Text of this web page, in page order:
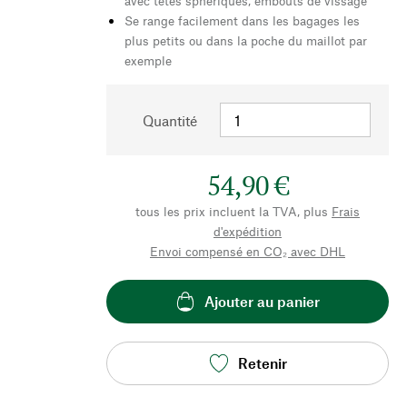
Se range facilement dans les bagages les
plus petits ou dans la poche du maillot par
exemple
Quantité
54,90 €
tous les prix incluent la TVA, plus Frais
d'expédition
Envoi compensé en CO₂ avec DHL
Ajouter au panier
Retenir